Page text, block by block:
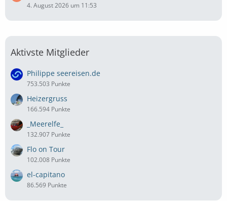
4. August 2026 um 11:53
Aktivste Mitglieder
Philippe seereisen.de
753.503 Punkte
Heizergruss
166.594 Punkte
_Meerelfe_
132.907 Punkte
Flo on Tour
102.008 Punkte
el-capitano
86.569 Punkte